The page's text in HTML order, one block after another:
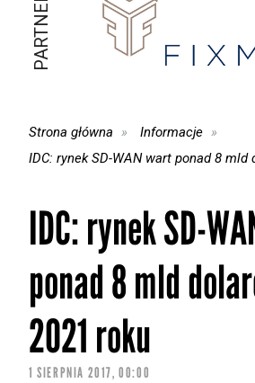
Strona główna
Informacje
IDC: rynek SD-WAN wart ponad 8 mld
IDC: rynek SD-
ponad 8 mld
2021 roku
1 SIERPNIA 2017, 00:00